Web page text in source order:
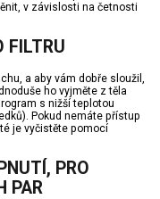
v závislosti na četnosti
FILTRU
a aby vám dobře sloužil,
ho vyjměte z těla
s nižší teplotou
Pokud nemáte přístup
je vyčistěte pomocí
PRO
PAR